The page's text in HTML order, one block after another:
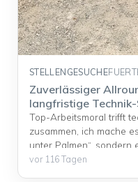
STELLENGESUCHE
Zuverlässiger
langfristige
Top-Arbeitsmoral trifft
zusammen, ich mache
unter Palmen“,
Perspektive bei einem
vor 116 Tagen